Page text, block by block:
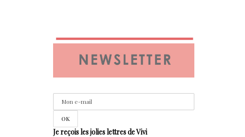
Je reçois les jolies lettres de Vivi